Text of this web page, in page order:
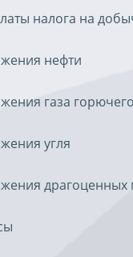
налога на
нефти
газа
угля
драгоценных